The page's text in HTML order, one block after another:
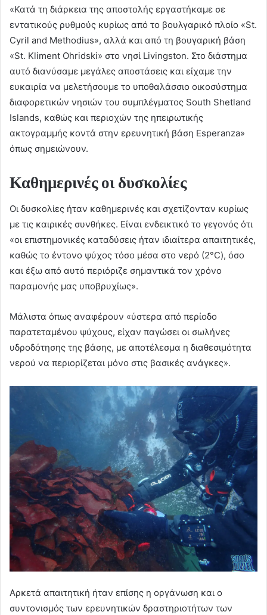
«Κατά τη διάρκεια της αποστολής εργαστήκαμε σε
εντατικούς ρυθμούς κυρίως από το βουλγαρικό πλοίο «St.
Cyril and Methodius», αλλά και από τη βουγαρική βάση
«St. Kliment Ohridski» στο νησί Livingston. Στο διάστημα
αυτό διανύσαμε μεγάλες αποστάσεις και είχαμε την
ευκαιρία να μελετήσουμε το υποθαλάσσιο οικοσύστημα
διαφορετικών νησιών του συμπλέγματος South Shetland
Islands, καθώς και περιοχών της ηπειρωτικής
ακτογραμμής κοντά στην ερευνητική βάση Esperanza»
όπως σημειώνουν.
Καθημερινές οι δυσκολίες
Οι δυσκολίες ήταν καθημερινές και σχετίζονταν κυρίως
με τις καιρικές συνθήκες. Είναι ενδεικτικό το γεγονός ότι
«οι επιστημονικές καταδύσεις ήταν ιδιαίτερα απαιτητικές,
καθώς το έντονο ψύχος τόσο μέσα στο νερό (2°C), όσο
και έξω από αυτό περιόριζε σημαντικά τον χρόνο
παραμονής μας υποβρυχίως».
Μάλιστα όπως αναφέρουν «ύστερα από περίοδο
παρατεταμένου ψύχους, είχαν παγώσει οι σωλήνες
υδροδότησης της βάσης, με αποτέλεσμα η διαθεσιμότητα
νερού να περιορίζεται μόνο στις βασικές ανάγκες».
Αρκετά απαιτητική ήταν επίσης η οργάνωση και ο
συντονισμός των ερευνητικών δραστηριοτήτων των